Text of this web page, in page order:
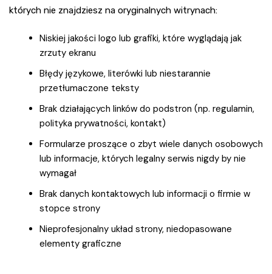
których nie znajdziesz na oryginalnych witrynach:
Niskiej jakości logo lub grafiki, które wyglądają jak
zrzuty ekranu
Błędy językowe, literówki lub niestarannie
przetłumaczone teksty
Brak działających linków do podstron (np. regulamin,
polityka prywatności, kontakt)
Formularze proszące o zbyt wiele danych osobowych
lub informacje, których legalny serwis nigdy by nie
wymagał
Brak danych kontaktowych lub informacji o firmie w
stopce strony
Nieprofesjonalny układ strony, niedopasowane
elementy graficzne